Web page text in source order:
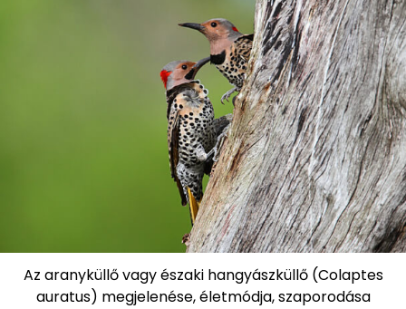
Az aranyküllő vagy északi hangyászküllő (Colaptes
auratus) megjelenése, életmódja, szaporodása